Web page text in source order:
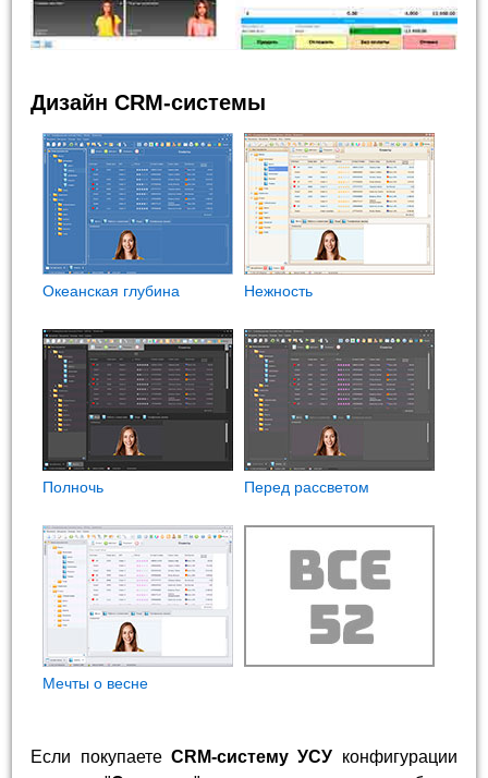
Дизайн CRM-системы
Океанская глубина Нежность
Полночь Перед рассветом
Мечты о весне
Если покупаете CRM-систему УСУ конфигурации